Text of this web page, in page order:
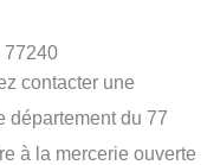
77240
contacter une
département du 77
à la mercerie ouverte